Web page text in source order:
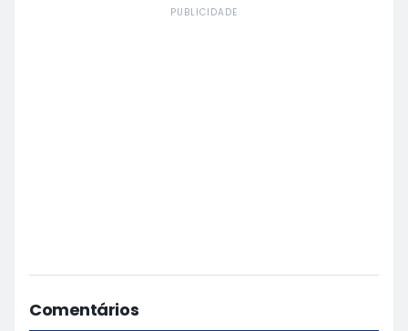
PUBLICIDADE
Comentários